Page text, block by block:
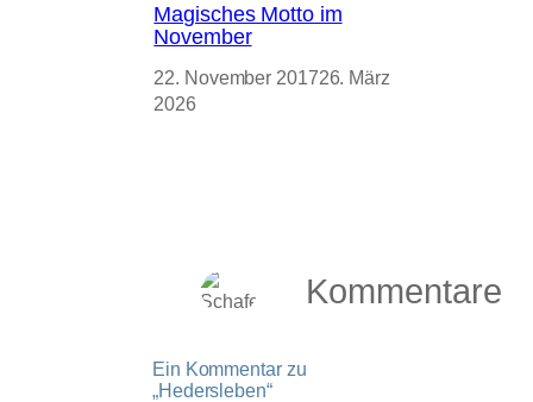
Magisches Motto im
November
22. November 201726. März
2026
Kommentare
Ein Kommentar zu
„Hedersleben“